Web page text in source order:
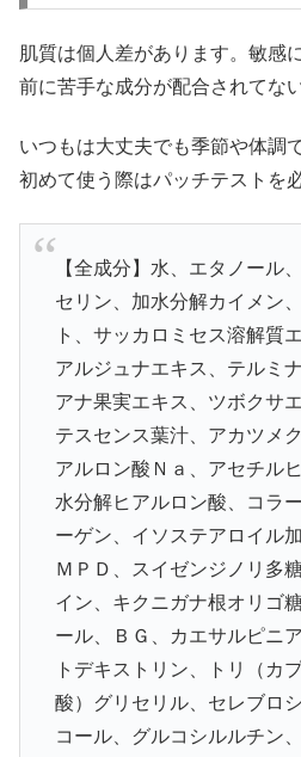
肌質は個人差があります。敏感
前に苦手な成分が配合されてな
いつもは大丈夫でも季節や体調
初めて使う際はパッチテストを
【全成分】水、エタノール
セリン、加水分解カイメン
ト、サッカロミセス溶解質
アルジュナエキス、テルミ
アナ果実エキス、ツボクサ
テスセンス葉汁、アカツメ
アルロン酸Ｎａ、アセチル
水分解ヒアルロン酸、コラ
ーゲン、イソステアロイル
ＭＰＤ、スイゼンジノリ多
イン、キクニガナ根オリゴ
ール、ＢＧ、カエサルピニ
トデキストリン、トリ（カ
酸）グリセリル、セレブロ
コール、グルコシルルチン